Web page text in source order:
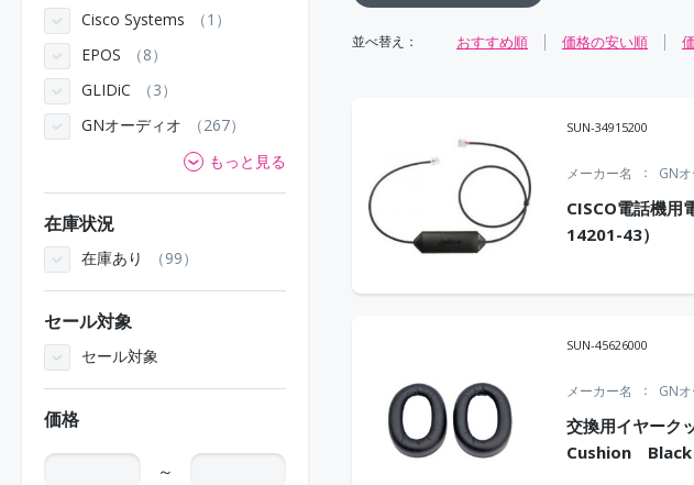
並べ替え： おすすめ順 価格の安い順
SUN-34915200
CISCO電話機
14201-43）
メーカー名 GN
SUN-45626000
交換用イヤー
Cushion
メーカー名 GN
Cisco Systems
1
EPOS
8
GLIDiC
3
GNオーディオ
267
もっと見る
在庫状況
在庫あり 99
セール対象
セール対象
価格
～